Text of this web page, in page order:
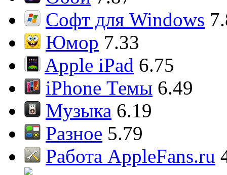
Софт для Windows
Юмор 7.33
Apple iPad 6.75
iPhone Темы 6.49
Музыка 6.19
Разное 5.79
Работа AppleFans.ru